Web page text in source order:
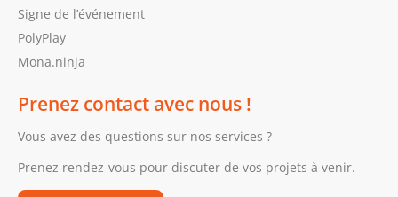
Signe de l’événement
PolyPlay
Mona.ninja
Prenez contact avec nous !
Vous avez des questions sur nos services ?
Prenez rendez-vous pour discuter de vos projets à venir.